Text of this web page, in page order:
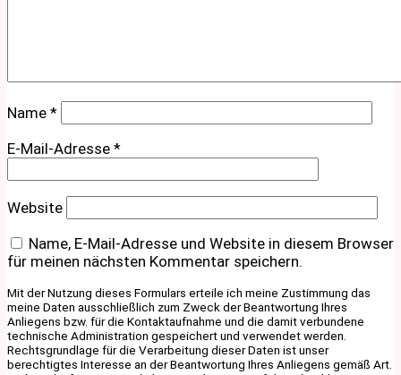
Name *
E-Mail-Adresse *
Website
Name, E-Mail-Adresse und Website in diesem Browser
für meinen nächsten Kommentar speichern.
Mit der Nutzung dieses Formulars erteile ich meine Zustimmung das
meine Daten ausschließlich zum Zweck der Beantwortung Ihres
Anliegens bzw. für die Kontaktaufnahme und die damit verbundene
technische Administration gespeichert und verwendet werden.
Rechtsgrundlage für die Verarbeitung dieser Daten ist unser
berechtigtes Interesse an der Beantwortung Ihres Anliegens gemäß Art.